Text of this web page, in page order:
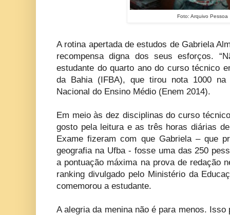
Foto: Arquivo Pessoa
A rotina apertada de estudos de Gabriela
recompensa digna dos seus esforços.
estudante do quarto ano do curso técnico
da Bahia (IFBA), que tirou nota 1000
Nacional do Ensino Médio (Enem 2014).
Em meio às dez disciplinas do curso
gosto pela leitura e as três horas diárias
Exame fizeram com que Gabriela – que
geografia na Ufba - fosse uma das 250
a pontuação máxima na prova de redação
ranking divulgado pelo Ministério da
comemorou a estudante.
A alegria da menina não é para menos.